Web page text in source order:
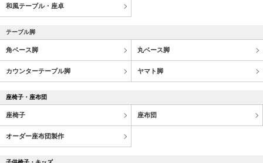
和風テーブル・座卓
テーブル脚
角ベース脚 丸ベース脚
カウンターテーブル脚 ヤマト脚
座椅子・座布団
座椅子 座布団
オーダー座布団製作